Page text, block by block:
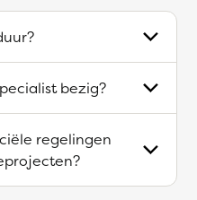
bezig?
regelingen